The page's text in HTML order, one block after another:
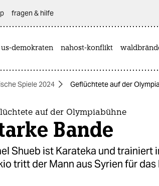
fragen & hilfe
us-demokraten nahost-konflikt
Spiele 2024 Geflüchtete auf der
auf der Olympiabühne
Bande
Shueb ist Karateka und trainiert
tritt der Mann aus Syrien für